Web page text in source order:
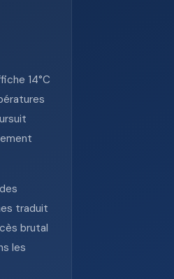
14°C
traduit
brutal
les